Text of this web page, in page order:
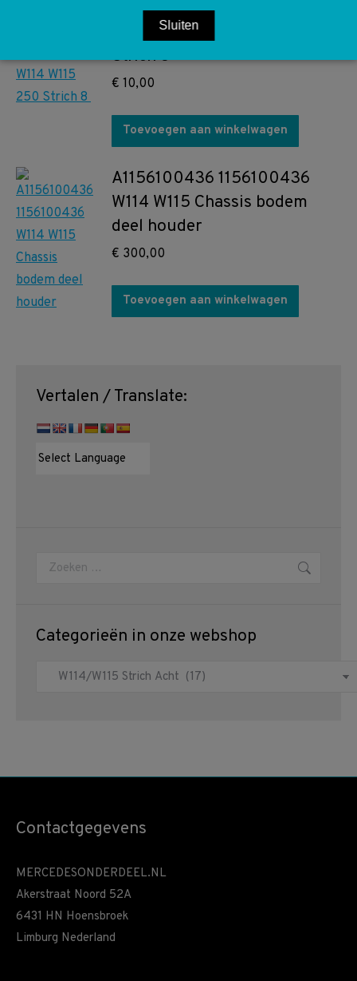
Fabrikant Fram CA3156
Luchtfilter W114 W115 250
Strich 8
€ 10,00
Toevoegen aan winkelwagen
A1156100436 1156100436
W114 W115 Chassis bodem
deel houder
€ 300,00
Toevoegen aan winkelwagen
Vertalen / Translate:
Zoeken:
Categorieën in onze webshop
Contactgegevens
MERCEDESONDERDEEL.NL
Akerstraat Noord 52A
6431 HN Hoensbroek
Limburg Nederland
Sluiten